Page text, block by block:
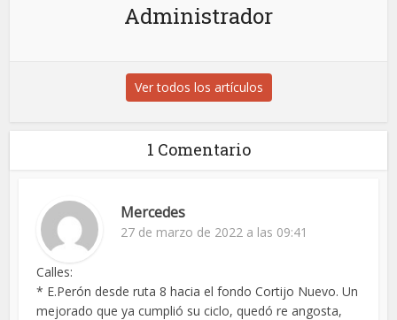
Administrador
Ver todos los artículos
1 Comentario
Mercedes
27 de marzo de 2022 a las 09:41
Calles:
* E.Perón desde ruta 8 hacia el fondo Cortijo Nuevo. Un
mejorado que ya cumplió su ciclo, quedó re angosta,